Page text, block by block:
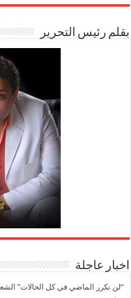
بقلم رئيس التحرير
اخبار عاجلة
“لن نكرر الماضي في كل الحالات”